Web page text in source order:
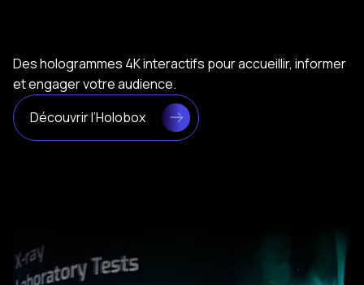
Des hologrammes 4K interactifs pour accueillir, informer
et engager votre audience.
Découvrir l’Holobox